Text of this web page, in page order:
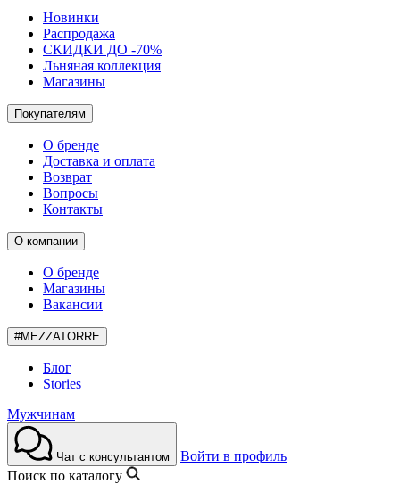
Новинки
Распродажа
СКИДКИ ДО -70%
Льняная коллекция
Магазины
Покупателям
О бренде
Доставка и оплата
Возврат
Вопросы
Контакты
О компании
О бренде
Магазины
Вакансии
#MEZZATORRE
Блог
Stories
Мужчинам
Чат с консультантом
Войти в профиль
Поиск по каталогу